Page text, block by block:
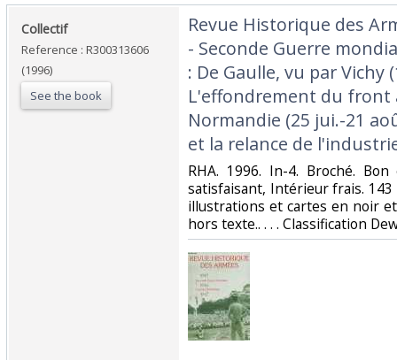
‎Collectif‎
Reference : R300313606
(1996)
See the book
‎Revue Historique des
- Seconde Guerre
: De Gaulle, vu par Vichy
L'effondrement du front
Normandie (25 jui.-21
et la relance de
‎RHA. 1996. In-4. Broché.
satisfaisant, Intérieur frais.
illustrations et cartes en noir
hors texte.. . . . Classification